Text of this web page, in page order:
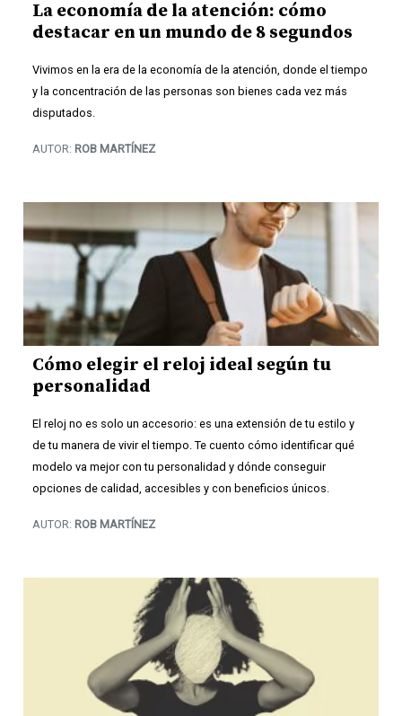
La economía de la atención: cómo
destacar en un mundo de 8 segundos
Vivimos en la era de la economía de la atención, donde el tiempo
y la concentración de las personas son bienes cada vez más
disputados.
AUTOR: ROB MARTÍNEZ
Cómo elegir el reloj ideal según tu
personalidad
El reloj no es solo un accesorio: es una extensión de tu estilo y
de tu manera de vivir el tiempo. Te cuento cómo identificar qué
modelo va mejor con tu personalidad y dónde conseguir
opciones de calidad, accesibles y con beneficios únicos.
AUTOR: ROB MARTÍNEZ